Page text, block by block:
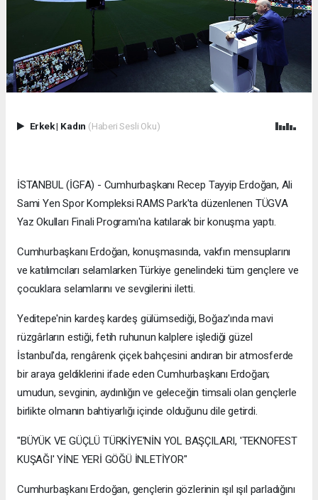
Erkek| Kadın (Haberi Sesli Oku)
İSTANBUL (İGFA) - Cumhurbaşkanı Recep Tayyip Erdoğan, Ali
Sami Yen Spor Kompleksi RAMS Park'ta düzenlenen TÜGVA
Yaz Okulları Finali Programı'na katılarak bir konuşma yaptı.
Cumhurbaşkanı Erdoğan, konuşmasında, vakfın mensuplarını
ve katılımcıları selamlarken Türkiye genelindeki tüm gençlere ve
çocuklara selamlarını ve sevgilerini iletti.
Yeditepe'nin kardeş kardeş gülümsediği, Boğaz'ında mavi
rüzgârların estiği, fetih ruhunun kalplere işlediği güzel
İstanbul'da, rengârenk çiçek bahçesini andıran bir atmosferde
bir araya geldiklerini ifade eden Cumhurbaşkanı Erdoğan;
umudun, sevginin, aydınlığın ve geleceğin timsali olan gençlerle
birlikte olmanın bahtiyarlığı içinde olduğunu dile getirdi.
"BÜYÜK VE GÜÇLÜ TÜRKİYE'NİN YOL BAŞÇILARI, 'TEKNOFEST
KUŞAĞI' YİNE YERİ GÖĞÜ İNLETİYOR"
Cumhurbaşkanı Erdoğan, gençlerin gözlerinin ışıl ışıl parladığını